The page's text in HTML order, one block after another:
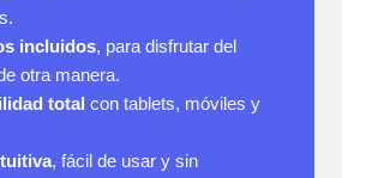
incluidos, para disfrutar del
otra manera.
total con tablets, móviles y
, fácil de usar y sin